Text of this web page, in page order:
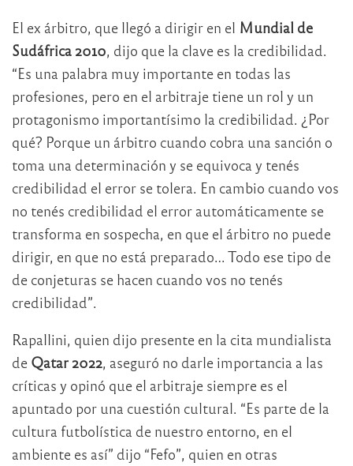
El ex árbitro, que llegó a dirigir en el Mundial de
Sudáfrica 2010 , dijo que la clave es la credibilidad.
“Es una palabra muy importante en todas las
profesiones, pero en el arbitraje tiene un rol y un
protagonismo importantísimo la credibilidad. ¿Por
qué? Porque un árbitro cuando cobra una sanción o
toma una determinación y se equivoca y tenés
credibilidad el error se tolera. En cambio cuando vos
no tenés credibilidad el error automáticamente se
transforma en sospecha, en que el árbitro no puede
dirigir, en que no está preparado… Todo ese tipo de
de conjeturas se hacen cuando vos no tenés
credibilidad”.
Rapallini, quien dijo presente en la cita mundialista
de Qatar 2022 , aseguró no darle importancia a las
críticas y opinó que el arbitraje siempre es el
apuntado por una cuestión cultural. “Es parte de la
cultura futbolística de nuestro entorno, en el
ambiente es así” dijo “Fefo”, quien en otras